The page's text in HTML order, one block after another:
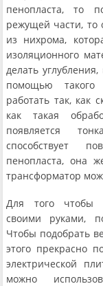
пенопласта, то
режущей части, то
из нихрома,
изоляционного
делать
помощью такого
работать так, как
как такая
появляется
способствует
пенопласта, она
трансформатор
Для того чтобы
своими руками,
Чтобы подобрать
этого прекрасно
электрической
можно